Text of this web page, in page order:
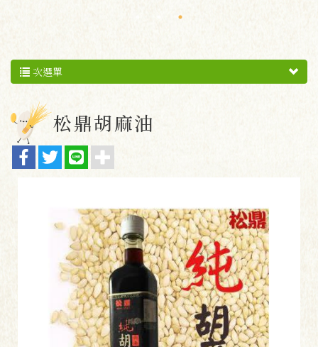
次選單
松鼎胡麻油